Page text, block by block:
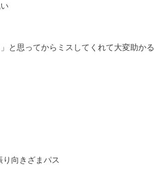
と思ってからミスしてくれて大変助かる
向きざまパス